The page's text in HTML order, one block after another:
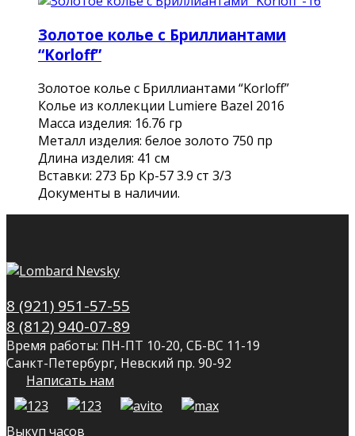
Золотое колье с Бриллиантами
“Korloff”
Золотое колье с Бриллиантами “Korloff”
Колье из коллекции Lumiere Bazel 2016
Масса изделия: 16.76 гр
Металл изделия: белое золото 750 пр
Длина изделия: 41 см
Вставки: 273 Бр Кр-57 3.9 ст 3/3
Документы в наличии.
8 (921) 951-57-55
8 (812) 940-07-89
Время работы: ПН-ПТ 10-20, СБ-ВС 11-19
Санкт-Петербург, Невский пр. 90-92
Написать нам
Выкуп часов